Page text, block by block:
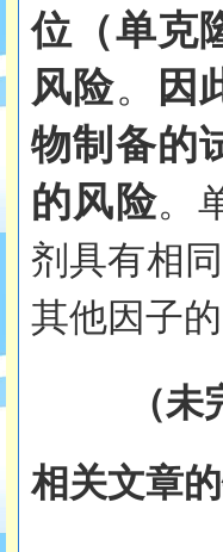
位（单克
风险。
因
物制备的
的风险。
剂具有相
其他因子的
（未
相关文章的